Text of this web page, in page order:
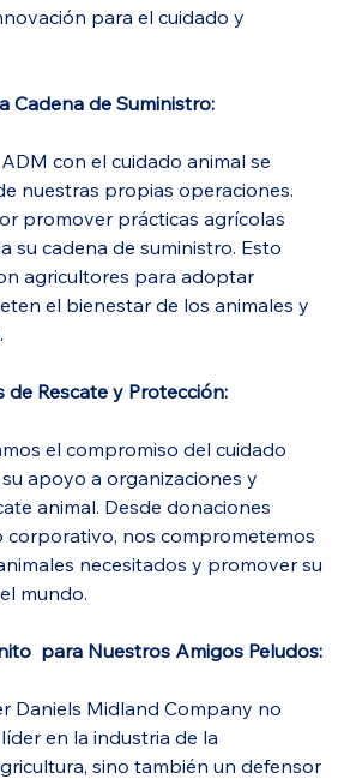
para el cuidado y
Cadena de Suministro:
con el cuidado animal se
nuestras propias operaciones.
promover prácticas agrícolas
su cadena de suministro. Esto
agricultores para adoptar
el bienestar de los animales y
Rescate y Protección:
el compromiso del cuidado
apoyo a organizaciones y
animal. Desde donaciones
corporativo, nos comprometemos
necesitados y promover su
mundo.
para Nuestros Amigos Peludos:
Daniels Midland Company no
en la industria de la
sino también un defensor